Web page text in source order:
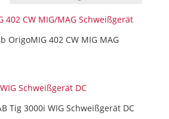
OrigoMIG 402 CW MIG MAG
Tig 3000i WIG Schweißgerät DC